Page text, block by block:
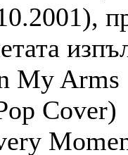
My Arms
Cover)